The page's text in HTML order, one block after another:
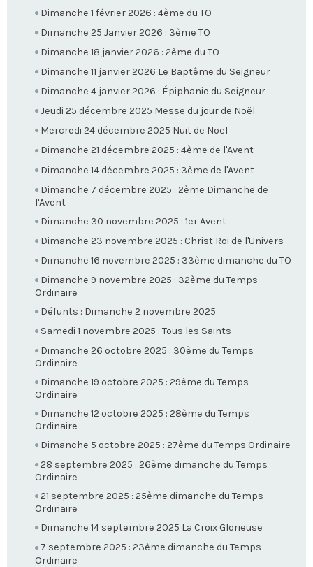
Dimanche 1 février 2026 : 4ème du TO
Dimanche 25 Janvier 2026 : 3ème TO
Dimanche 18 janvier 2026 : 2ème du TO
Dimanche 11 janvier 2026 Le Baptême du Seigneur
Dimanche 4 janvier 2026 : Épiphanie du Seigneur
Jeudi 25 décembre 2025 Messe du jour de Noël
Mercredi 24 décembre 2025 Nuit de Noël
Dimanche 21 décembre 2025 : 4ème de l'Avent
Dimanche 14 décembre 2025 : 3ème de l'Avent
Dimanche 7 décembre 2025 : 2ème Dimanche de
l'Avent
Dimanche 30 novembre 2025 : 1er Avent
Dimanche 23 novembre 2025 : Christ Roi de l'Univers
Dimanche 16 novembre 2025 : 33ème dimanche du TO
Dimanche 9 novembre 2025 : 32ème du Temps
Ordinaire
Défunts : Dimanche 2 novembre 2025
Samedi 1 novembre 2025 : Tous les Saints
Dimanche 26 octobre 2025 : 30ème du Temps
Ordinaire
Dimanche 19 octobre 2025 : 29ème du Temps
Ordinaire
Dimanche 12 octobre 2025 : 28ème du Temps
Ordinaire
Dimanche 5 octobre 2025 : 27ème du Temps Ordinaire
28 septembre 2025 : 26ème dimanche du Temps
Ordinaire
21 septembre 2025 : 25ème dimanche du Temps
Ordinaire
Dimanche 14 septembre 2025 La Croix Glorieuse
7 septembre 2025 : 23ème dimanche du Temps
Ordinaire